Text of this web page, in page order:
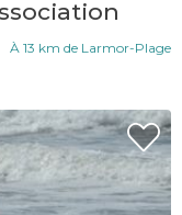
À 13 km de Larmor-Plage